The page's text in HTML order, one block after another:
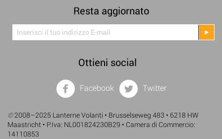
Resta aggiornato
Ottieni social
Facebook Twitter
©2008–2025 Lanterne Volanti • Brusselseweg 483 • 6218 HW
Maastricht • P.Iva: NL001824230B29 • Camera di Commercio:
14110853